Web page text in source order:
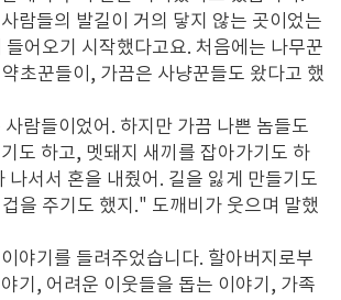
람들의 발길이 거의 닿지 않는 곳이었는
들어오기 시작했다고요. 처음에는 나무꾼
초꾼들이, 가끔은 사냥꾼들도 왔다고 했
람들이었어. 하지만 가끔 나쁜 놈들도
도 하고, 멧돼지 새끼를 잡아가기도 하
나서서 혼을 내줬어. 길을 잃게 만들기도
을 주기도 했지." 도깨비가 웃으며 말했
야기를 들려주었습니다. 할아버지로부
기, 어려운 이웃들을 돕는 이야기, 가족